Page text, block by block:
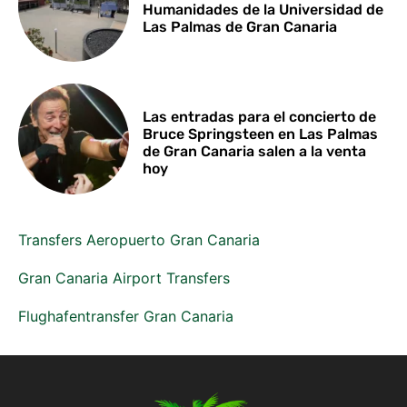
Humanidades de la Universidad de
Las Palmas de Gran Canaria
Las entradas para el concierto de
Bruce Springsteen en Las Palmas
de Gran Canaria salen a la venta
hoy
Transfers Aeropuerto Gran Canaria
Gran Canaria Airport Transfers
Flughafentransfer Gran Canaria